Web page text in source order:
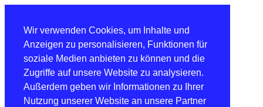
Wir verwenden Cookies, um Inhalte und
Anzeigen zu personalisieren, Funktionen für
soziale Medien anbieten zu können und die
Zugriffe auf unsere Website zu analysieren.
Außerdem geben wir Informationen zu Ihrer
Nutzung unserer Website an unsere Partner